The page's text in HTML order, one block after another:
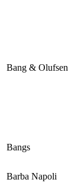
Bang & Olufsen
Bangs
Barba Napoli